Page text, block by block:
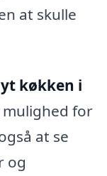
at skulle
køkken i
mulighed for
at se
og